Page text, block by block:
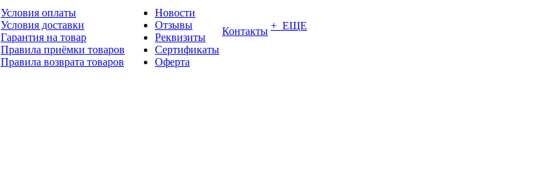
Условия оплаты
Условия доставки
Гарантия на товар
Правила приёмки товаров
Правила возврата товаров
Новости
Отзывы
Реквизиты
Сертификаты
Оферта
Контакты + ЕЩЕ